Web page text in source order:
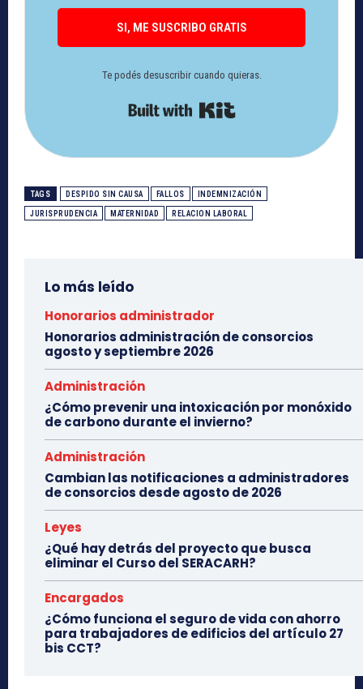
SI, ME SUSCRIBO GRATIS
Te podés desuscribir cuando quieras.
TAGS DESPIDO SIN CAUSA FALLOS INDEMNIZACIÓN
JURISPRUDENCIA MATERNIDAD RELACION LABORAL
Lo más leído
Honorarios administrador
Honorarios administración de consorcios
agosto y septiembre 2026
Administración
¿Cómo prevenir una intoxicación por monóxido
de carbono durante el invierno?
Administración
Cambian las notificaciones a administradores
de consorcios desde agosto de 2026
Leyes
¿Qué hay detrás del proyecto que busca
eliminar el Curso del SERACARH?
Encargados
¿Cómo funciona el seguro de vida con ahorro
para trabajadores de edificios del artículo 27
bis CCT?